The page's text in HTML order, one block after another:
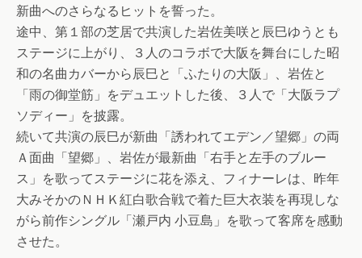
新曲へのさらなるヒットを誓った。
途中、第１部の芝居で共演した岩佐美咲と辰巳ゆうとも
ステージに上がり、３人のコラボで大阪を舞台にした昭
和の名曲カバーから辰巳と「ふたりの大阪」、岩佐と
「雨の御堂筋」をデュエットした後、３人で「大阪ラプ
ソディー」を披露。
続いて共演の辰巳が新曲「誘われてエデン／望郷」の両
Ａ面曲「望郷」、岩佐が最新曲「右手と左手のブルー
ス」を歌ってステージに花を添え、フィナーレは、昨年
大みそかのＮＨＫ紅白歌合戦で着た巨大衣装を再現しな
がら前作シングル「瀬戸内 小豆島」を歌って客席を感動
させた。